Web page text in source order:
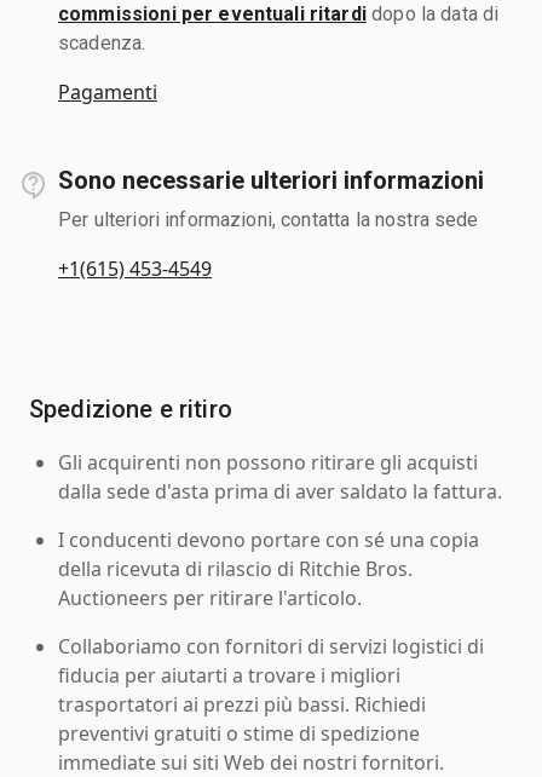
commissioni per eventuali ritardidopo la data di
scadenza.
Pagamenti
Sono necessarie ulteriori informazioni
Per ulteriori informazioni, contatta la nostra sede
+1(615) 453-4549
Spedizione e ritiro
Gli acquirenti non possono ritirare gli acquisti
dalla sede d'asta prima di aver saldato la fattura.
I conducenti devono portare con sé una copia
della ricevuta di rilascio di Ritchie Bros.
Auctioneers per ritirare l'articolo.
Collaboriamo con fornitori di servizi logistici di
fiducia per aiutarti a trovare i migliori
trasportatori ai prezzi più bassi. Richiedi
preventivi gratuiti o stime di spedizione
immediate sui siti Web dei nostri fornitori.